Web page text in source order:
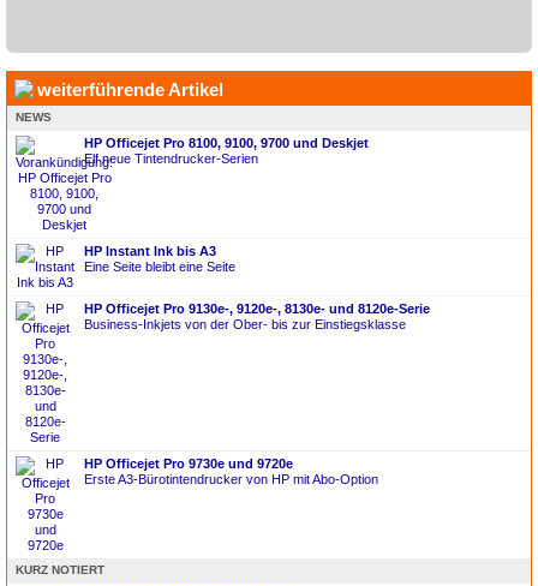
weiterführende Artikel
NEWS
HP Officejet Pro 8100, 9100, 9700 und Deskjet
Elf neue Tintendrucker-Serien
HP Instant Ink bis A3
Eine Seite bleibt eine Seite
HP Officejet Pro 9130e-, 9120e-, 8130e- und 8120e-Serie
Business-Inkjets von der Ober- bis zur Einstiegsklasse
HP Officejet Pro 9730e und 9720e
Erste A3-Bürotintendrucker von HP mit Abo-Option
KURZ NOTIERT